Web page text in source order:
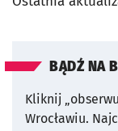
BĄDŹ NA
Kliknij
Wrocławiu.